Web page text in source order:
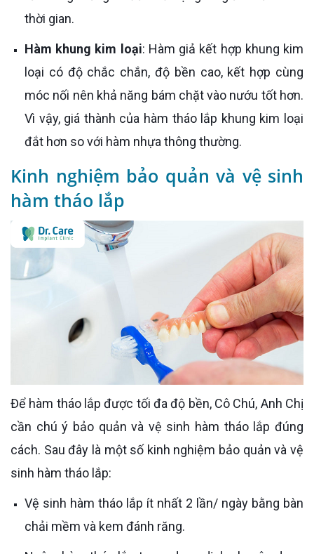
thời gian.
Hàm khung kim loại: Hàm giả kết hợp khung kim
loại có độ chắc chắn, độ bền cao, kết hợp cùng
móc nối nên khả năng bám chặt vào nướu tốt hơn.
Vì vậy, giá thành của hàm tháo lắp khung kim loại
đắt hơn so với hàm nhựa thông thường.
Kinh nghiệm bảo quản và vệ sinh
hàm tháo lắp
Để hàm tháo lắp được tối đa độ bền, Cô Chú, Anh Chị
cần chú ý bảo quản và vệ sinh hàm tháo lắp đúng
cách. Sau đây là một số kinh nghiệm bảo quản và vệ
sinh hàm tháo lắp:
Vệ sinh hàm tháo lắp ít nhất 2 lần/ ngày bằng bàn
chải mềm và kem đánh răng.